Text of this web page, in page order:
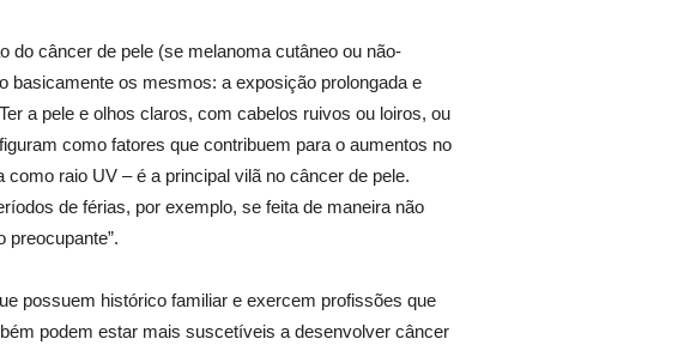
do câncer de pele (se melanoma cutâneo ou não-
basicamente os mesmos: a exposição prolongada e
a pele e olhos claros, com cabelos ruivos ou loiros, ou
como fatores que contribuem para o aumentos no
raio UV – é a principal vilã no câncer de pele.
de férias, por exemplo, se feita de maneira não
preocupante”.
possuem histórico familiar e exercem profissões que
podem estar mais suscetíveis a desenvolver câncer